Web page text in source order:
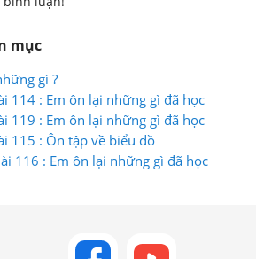
mục
gì ?
114 : Em ôn lại những gì đã học
119 : Em ôn lại những gì đã học
115 : Ôn tập về biểu đồ
116 : Em ôn lại những gì đã học